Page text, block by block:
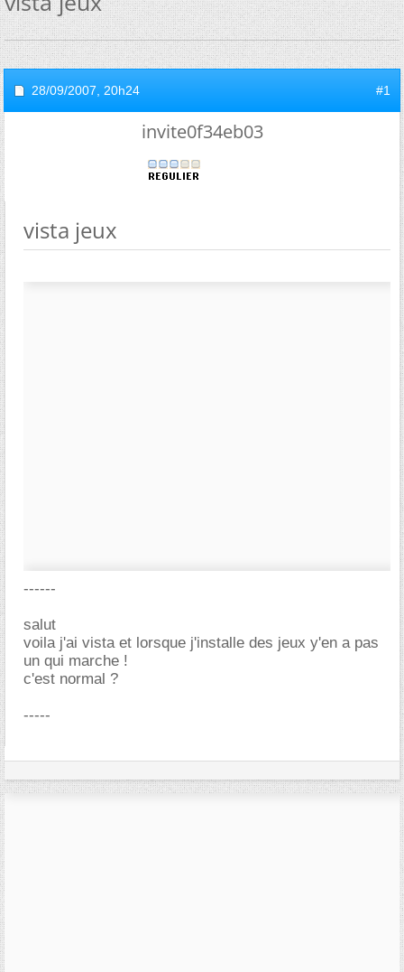
28/09/2007, 20h24 #1
invite0f34eb03
vista jeux
------
salut
voila j'ai vista et lorsque j'installe des jeux y'en a pas
un qui marche !
c'est normal ?
-----